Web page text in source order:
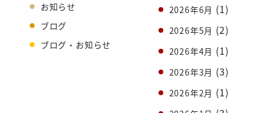
お知らせ
ブログ
ブログ・お知らせ
2026年6月 (1)
2026年5月 (2)
2026年4月 (1)
2026年3月 (3)
2026年2月 (1)